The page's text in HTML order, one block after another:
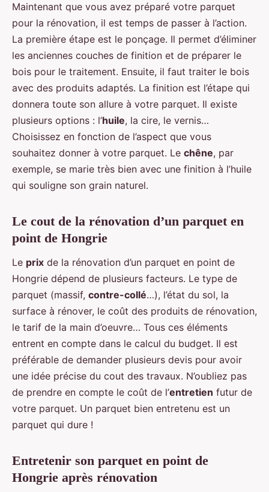
Maintenant que vous avez préparé votre parquet
pour la rénovation, il est temps de passer à l’action.
La première étape est le ponçage. Il permet d’éliminer
les anciennes couches de finition et de préparer le
bois pour le traitement. Ensuite, il faut traiter le bois
avec des produits adaptés. La finition est l’étape qui
donnera toute son allure à votre parquet. Il existe
plusieurs options : l’huile, la cire, le vernis…
Choisissez en fonction de l’aspect que vous
souhaitez donner à votre parquet. Le chêne, par
exemple, se marie très bien avec une finition à l’huile
qui souligne son grain naturel.
Le cout de la rénovation d’un parquet en
point de Hongrie
Le prix de la rénovation d’un parquet en point de
Hongrie dépend de plusieurs facteurs. Le type de
parquet (massif, contre-collé…), l’état du sol, la
surface à rénover, le coût des produits de rénovation,
le tarif de la main d’oeuvre… Tous ces éléments
entrent en compte dans le calcul du budget. Il est
préférable de demander plusieurs devis pour avoir
une idée précise du cout des travaux. N’oubliez pas
de prendre en compte le coût de l’entretien futur de
votre parquet. Un parquet bien entretenu est un
parquet qui dure !
Entretenir son parquet en point de
Hongrie après rénovation